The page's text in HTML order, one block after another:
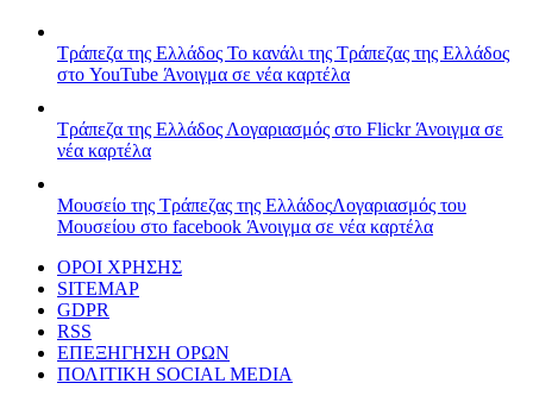
Τράπεζα της Ελλάδος Το κανάλι της Τράπεζας της Ελλάδος
στο YouTube Άνοιγμα σε νέα καρτέλα
Τράπεζα της Ελλάδος Λογαριασμός στο FlickrΆνοιγμα σε
νέα καρτέλα
Μουσείο της Τράπεζας της ΕλλάδοςΛογαριασμός του
Μουσείου στο facebook Άνοιγμα σε νέα καρτέλα
ΟΡΟΙ ΧΡΗΣΗΣ
SITEMAP
GDPR
RSS
ΕΠΕΞΗΓΗΣΗ ΟΡΩΝ
ΠΟΛΙΤΙΚΗ SOCIAL MEDIA